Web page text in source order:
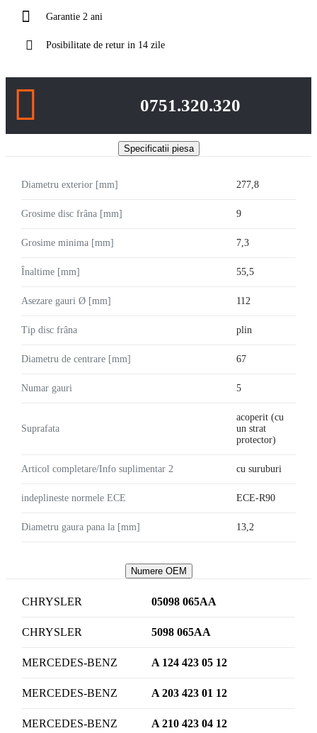
Garantie 2 ani
Posibilitate de retur in 14 zile
0751.320.320
Specificatii piesa
Diametru exterior [mm] 277,8
Grosime disc frâna [mm] 9
Grosime minima [mm] 7,3
Înaltime [mm] 55,5
Asezare gauri Ø [mm] 112
Tip disc frâna plin
Diametru de centrare [mm] 67
Numar gauri 5
Suprafata
acoperit (cu
un strat
protector)
Articol completare/Info suplimentar 2 cu suruburi
indeplineste normele ECE ECE-R90
Diametru gaura pana la [mm] 13,2
Numere OEM
CHRYSLER 05098 065AA
CHRYSLER 5098 065AA
MERCEDES-BENZ A 124 423 05 12
MERCEDES-BENZ A 203 423 01 12
MERCEDES-BENZ A 210 423 04 12